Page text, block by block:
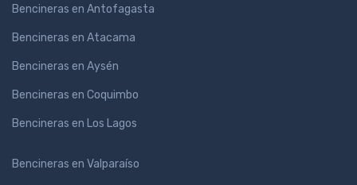
Bencineras en Antofagasta
Bencineras en Atacama
Bencineras en Aysén
Bencineras en Coquimbo
Bencineras en Los Lagos
Bencineras en Valparaíso